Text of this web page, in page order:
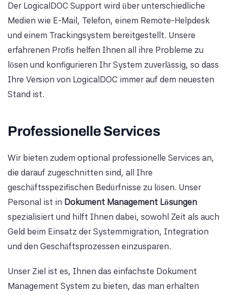
Der LogicalDOC Support wird über unterschiedliche
Medien wie E-Mail, Telefon, einem Remote-Helpdesk
und einem Trackingsystem bereitgestellt. Unsere
erfahrenen Profis helfen Ihnen all ihre Probleme zu
lösen und konfigurieren Ihr System zuverlässig, so dass
Ihre Version von LogicalDOC immer auf dem neuesten
Stand ist.
Professionelle Services
Wir bieten zudem optional professionelle Services an,
die darauf zugeschnitten sind, all Ihre
geschäftsspezifischen Bedürfnisse zu lösen. Unser
Personal ist in Dokument Management Lösungen
spezialisiert und hilft Ihnen dabei, sowohl Zeit als auch
Geld beim Einsatz der Systemmigration, Integration
und den Geschäftsprozessen einzusparen.
Unser Ziel ist es, Ihnen das einfachste Dokument
Management System zu bieten, das man erhalten